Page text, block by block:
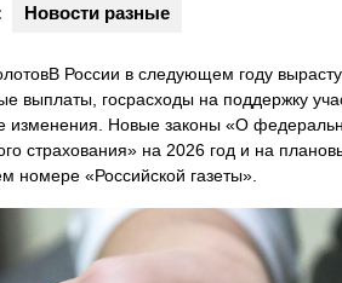
Новости разные
России в следующем году
выплаты, госрасходы на поддержку
изменения. Новые законы «О
страхования» на 2026 год и на
номере «Российской газеты».